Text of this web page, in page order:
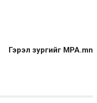
Гэрэл зургийг MPA.mn